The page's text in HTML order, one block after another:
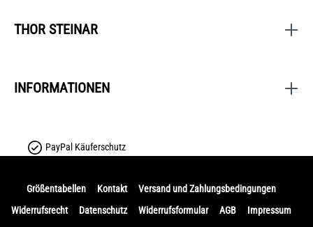
THOR STEINAR
INFORMATIONEN
PayPal Käuferschutz
Größentabellen Kontakt
Versand und Zahlungsbedingungen
Widerrufsrecht
Datenschutz Widerrufsformular AGB
Impressum